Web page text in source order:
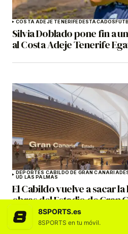
COSTA ADEJE TENERIFEDESTACADOS
Silvia Doblado pone fin a
al Costa Adeje Tenerife
DEPORTES CABILDO DE GRAN CANARIA
UD LAS PALMAS
El Cabildo vuelve a sacar
obras del Estadio de Gran
millones de euros
8SPORTS.es
8SPORTS en tu móvil.